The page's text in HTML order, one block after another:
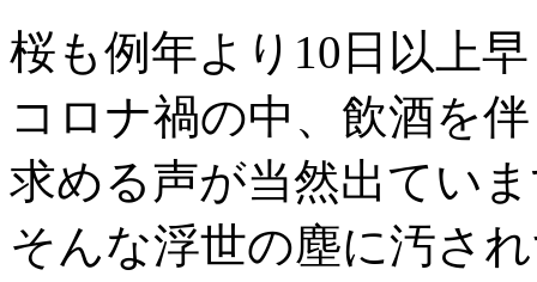
桜も例年より10日以上
コロナ禍の中、飲酒を
求める声が当然出てい
そんな浮世の塵に汚さ